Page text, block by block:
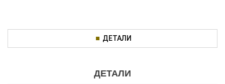
ДЕТАЛИ
ДЕТАЛИ